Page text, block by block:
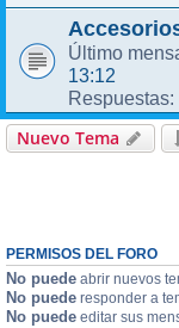
Último
13:12
Respuestas:
Nuevo Tema
PERMISOS DEL FORO
No puede abrir nuevos
No puede responder a
No puede editar sus